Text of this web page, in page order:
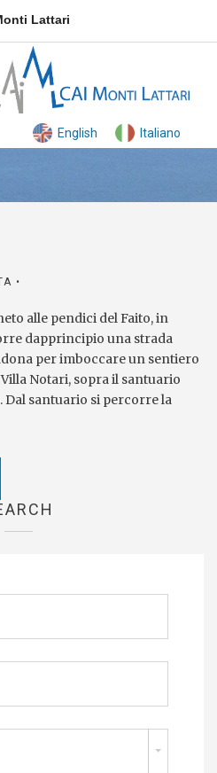
Lattari
English Italiano
•
alle pendici del Faito, in
dapprincipio una strada
per imboccare un sentiero
Notari, sopra il santuario
Dal santuario si percorre la